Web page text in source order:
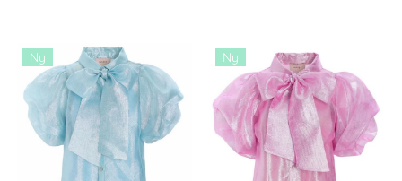
Ny Ny